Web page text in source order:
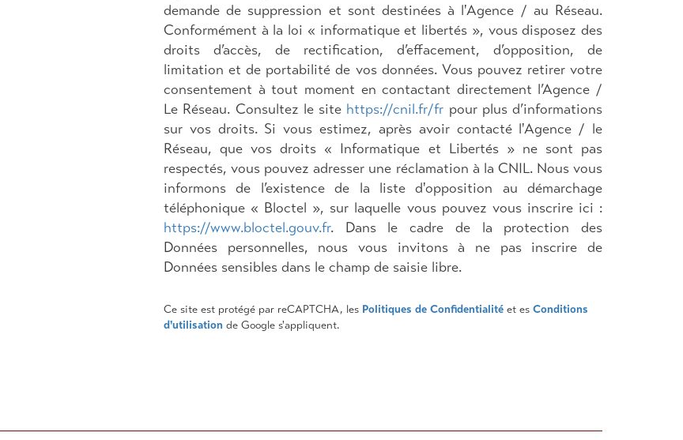
demande de suppression et sont destinées à l'Agence / au Réseau.
Conformément à la loi « informatique et libertés », vous disposez des
droits d’accès, de rectification, d’effacement, d’opposition, de
limitation et de portabilité de vos données. Vous pouvez retirer votre
consentement à tout moment en contactant directement l’Agence /
Le Réseau. Consultez le site https://cnil.fr/fr pour plus d’informations
sur vos droits. Si vous estimez, après avoir contacté l'Agence / le
Réseau, que vos droits « Informatique et Libertés » ne sont pas
respectés, vous pouvez adresser une réclamation à la CNIL. Nous vous
informons de l’existence de la liste d'opposition au démarchage
téléphonique « Bloctel », sur laquelle vous pouvez vous inscrire ici :
https://www.bloctel.gouv.fr. Dans le cadre de la protection des
Données personnelles, nous vous invitons à ne pas inscrire de
Données sensibles dans le champ de saisie libre.
Ce site est protégé par reCAPTCHA, les Politiques de Confidentialité et es Conditions
d'utilisation de Google s'appliquent.